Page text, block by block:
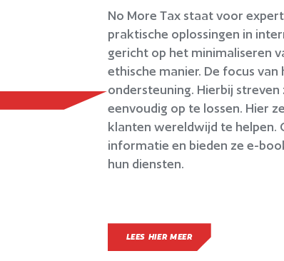
No More Tax staat voor
praktische oplossingen in
gericht op het minimaliseren
ethische manier. De focus
ondersteuning. Hierbij
eenvoudig op te lossen. Hier
klanten wereldwijd te helpen.
informatie en bieden ze e-
hun diensten.
LEES HIER MEER